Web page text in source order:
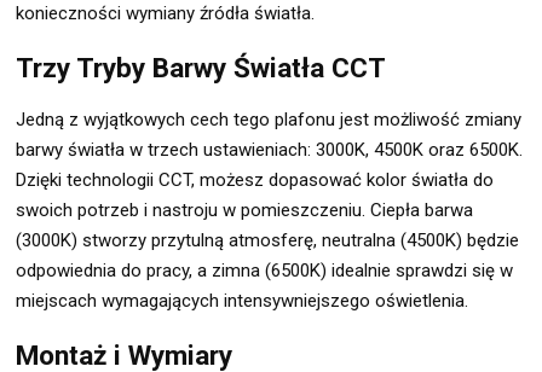
konieczności wymiany źródła światła.
Trzy Tryby Barwy Światła CCT
Jedną z wyjątkowych cech tego plafonu jest możliwość zmiany
barwy światła w trzech ustawieniach: 3000K, 4500K oraz 6500K.
Dzięki technologii CCT, możesz dopasować kolor światła do
swoich potrzeb i nastroju w pomieszczeniu. Ciepła barwa
(3000K) stworzy przytulną atmosferę, neutralna (4500K) będzie
odpowiednia do pracy, a zimna (6500K) idealnie sprawdzi się w
miejscach wymagających intensywniejszego oświetlenia.
Montaż i Wymiary